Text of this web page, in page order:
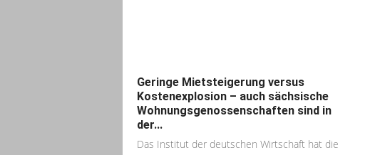
Geringe Mietsteigerung versus
Kostenexplosion – auch sächsische
Wohnungsgenossenschaften sind in
der...
Das Institut der deutschen Wirtschaft hat die